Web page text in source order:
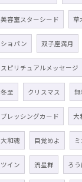
美容室スターシード 草
ショパン 双子座満月
スピリチュアルメッセージ
冬至 クリスマス
ブレッシングカード 大
大和魂 目覚めよ
ツイン 流星群 ろ